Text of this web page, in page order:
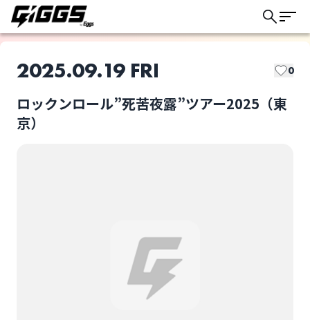
2025.09.19 FRI 0
ロックンロール”死苦夜露”ツアー2025（東
京）
ロックンロール”死苦
夜露”ツアー2025（東
このライブの取り置きは終了しました